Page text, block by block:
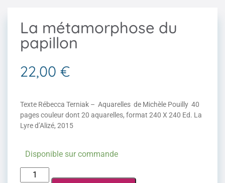
La métamorphose du
papillon
22,00 €
Texte Rébecca Terniak – Aquarelles de Michèle Pouilly 40
pages couleur dont 20 aquarelles, format 240 X 240 Ed. La
Lyre d’Alizé, 2015
Disponible sur commande